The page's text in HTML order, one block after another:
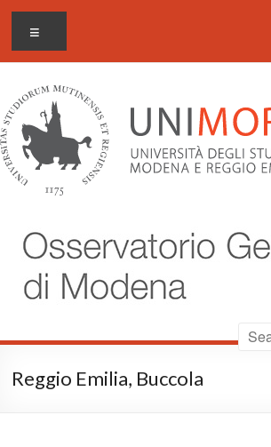
Salta
contenuto
Osservatorio
Modena
Reggio Emilia, Buccola